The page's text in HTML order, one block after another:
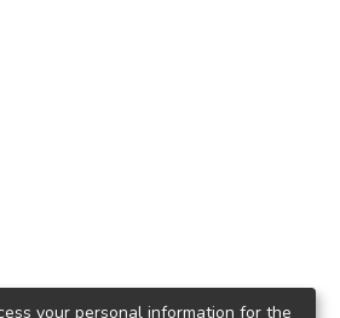
your personal information for the